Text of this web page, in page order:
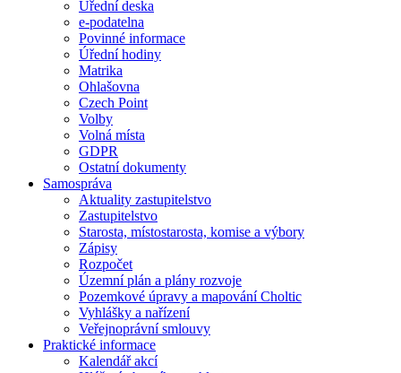
Úřední deska
e-podatelna
Povinné informace
Úřední hodiny
Matrika
Ohlašovna
Czech Point
Volby
Volná místa
GDPR
Ostatní dokumenty
Samospráva
Aktuality zastupitelstvo
Zastupitelstvo
Starosta, místostarosta, komise a výbory
Zápisy
Rozpočet
Územní plán a plány rozvoje
Pozemkové úpravy a mapování Choltic
Vyhlášky a nařízení
Veřejnoprávní smlouvy
Praktické informace
Kalendář akcí